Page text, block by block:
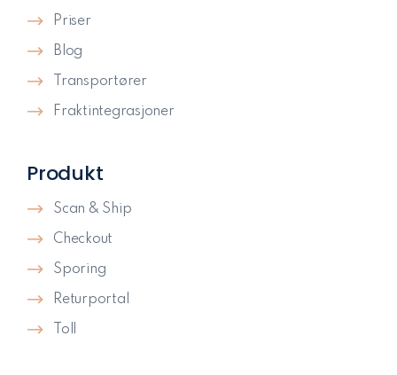
Produkt
Scan & Ship
Checkout
Sporing
Returportal
Toll
Priser
Blog
Transportører
Fraktintegrasjoner